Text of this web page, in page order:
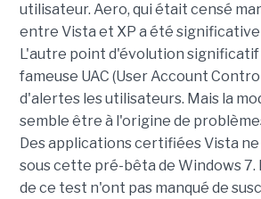
utilisateur. Aero, qui était censé
entre Vista et XP a été
L'autre point d'évolution significatif
fameuse UAC (User Account
d'alertes les utilisateurs. Mais la
semble être à l'origine de
Des applications certifiées Vista
sous cette pré-bêta de Windows 7.
de ce test n'ont pas manqué de